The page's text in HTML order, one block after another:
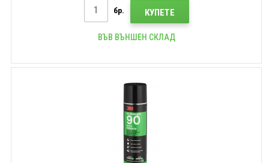
бр. КУПЕТЕ
ВЪВ ВЪНШЕН СКЛАД